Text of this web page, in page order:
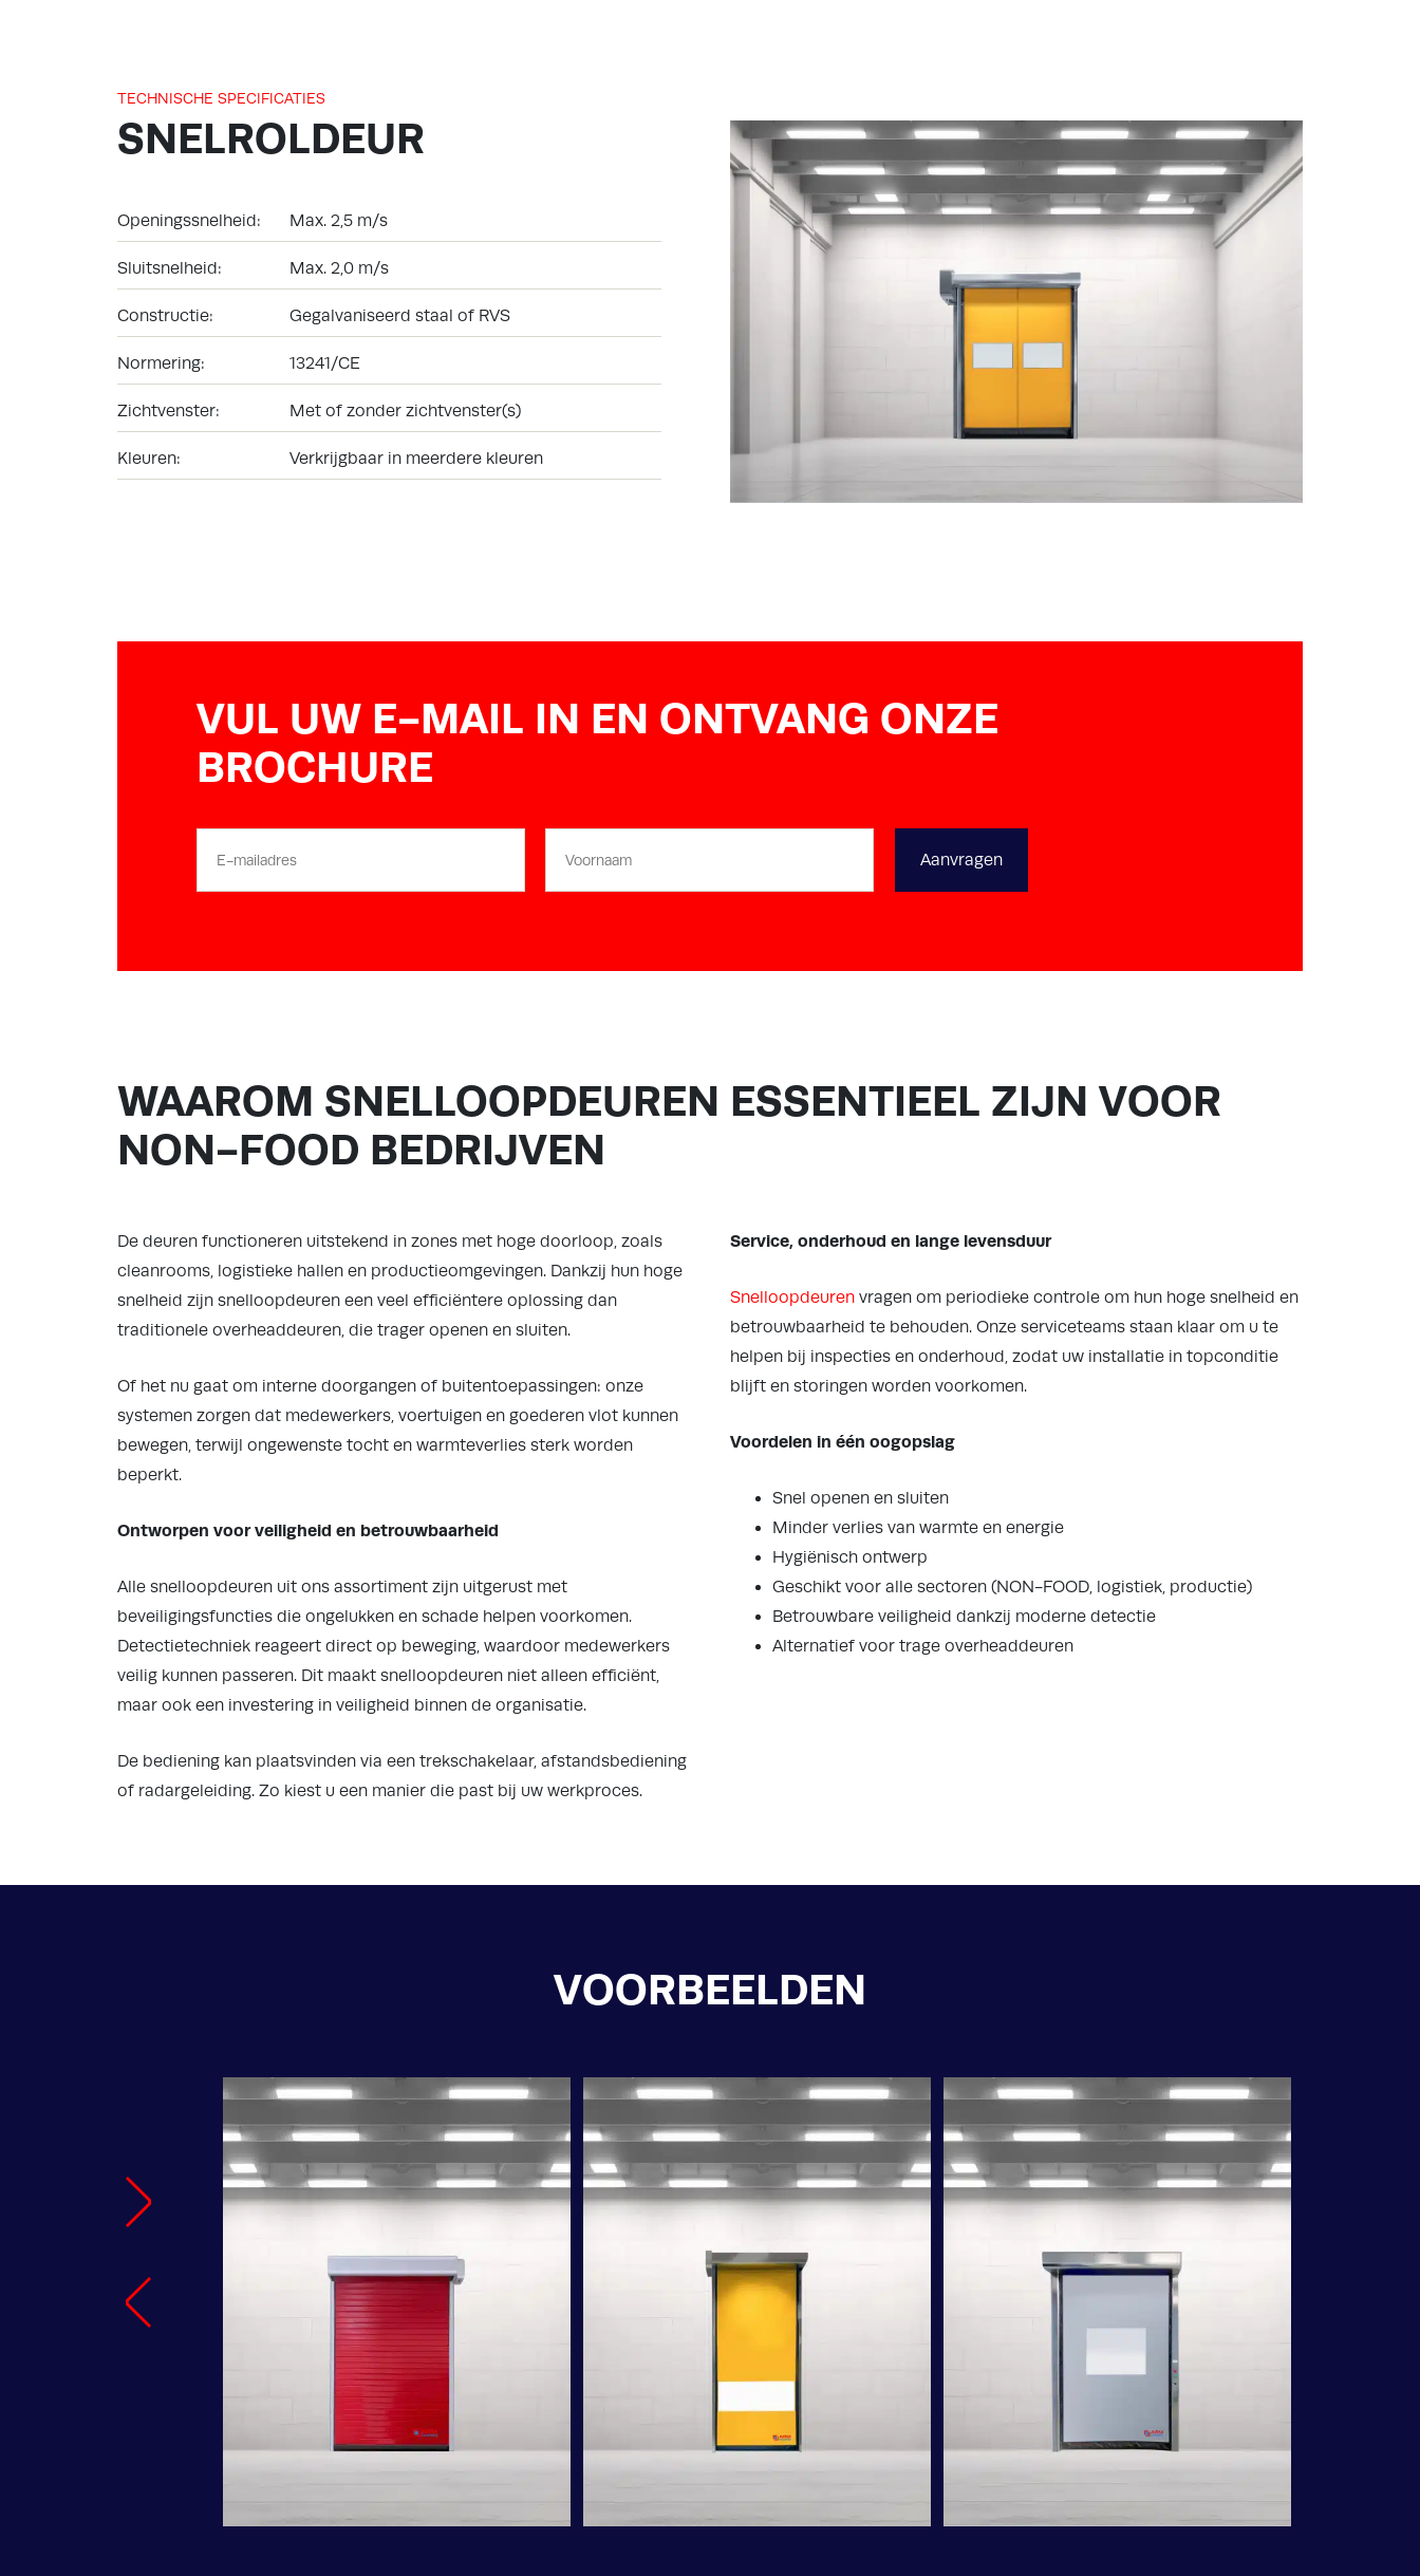
TECHNISCHE SPECIFICATIES
SNELROLDEUR
Openingssnelheid: Max. 2,5 m/s
Sluitsnelheid: Max. 2,0 m/s
Constructie: Gegalvaniseerd staal of RVS
Normering: 13241/CE
Zichtvenster: Met of zonder zichtvenster(s)
Kleuren: Verkrijgbaar in meerdere kleuren
VUL UW E-MAIL IN EN ONTVANG ONZE
BROCHURE
mailadres
WAAROM SNELLOOPDEUREN ESSENTIEEL ZIJN VOOR
NON-FOOD BEDRIJVEN
De deuren functioneren uitstekend in zones met hoge doorloop, zoals
cleanrooms, logistieke hallen en productieomgevingen. Dankzij hun hoge
snelheid zijn snelloopdeuren een veel efficiëntere oplossing dan
traditionele overheaddeuren, die trager openen en sluiten.
Of het nu gaat om interne doorgangen of buitentoepassingen: onze
systemen zorgen dat medewerkers, voertuigen en goederen vlot kunnen
bewegen, terwijl ongewenste tocht en warmteverlies sterk worden
beperkt.
Ontworpen voor veiligheid en betrouwbaarheid
Alle snelloopdeuren uit ons assortiment zijn uitgerust met
beveiligingsfuncties die ongelukken en schade helpen voorkomen.
Detectietechniek reageert direct op beweging, waardoor medewerkers
veilig kunnen passeren. Dit maakt snelloopdeuren niet alleen efficiënt,
maar ook een investering in veiligheid binnen de organisatie.
De bediening kan plaatsvinden via een trekschakelaar, afstandsbediening
of radargeleiding. Zo kiest u een manier die past bij uw werkproces.
Service, onderhoud en lange levensduur
Snelloopdeuren vragen om periodieke controle om hun hoge snelheid en
betrouwbaarheid te behouden. Onze serviceteams staan klaar om u te
helpen bij inspecties en onderhoud, zodat uw installatie in topconditie
blijft en storingen worden voorkomen.
Voordelen in één oogopslag
Snel openen en sluiten
Minder verlies van warmte en energie
Hygiënisch ontwerp
Geschikt voor alle sectoren (NON-FOOD, logistiek, productie)
Betrouwbare veiligheid dankzij moderne detectie
Alternatief voor trage overheaddeuren
VOORBEELDEN